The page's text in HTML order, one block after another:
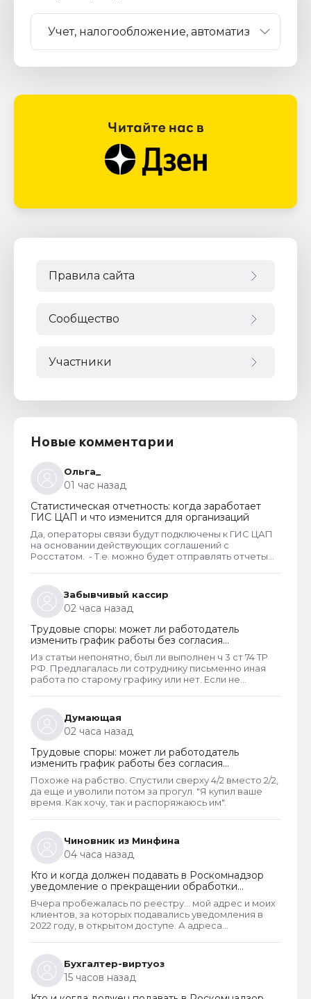
Правила сайта
Сообщество
Участники
Новые комментарии
Ольга_
01 час назад
Статистическая отчетность: когда заработает
ГИС ЦАП и что изменится для организаций
Да, операторы связи будут подключены к ГИС ЦАП
на основании действующих соглашений с
Росстатом. - Т.е. можно будет отправлять отчеты
Забывчивый кассир
02 часа назад
Трудовые споры: может ли работодатель
изменить график работы без согласия
сотрудника
Из статьи непонятно, был ли выполнен ч 3 ст 74 ТР
РФ. Предлагалась ли сотруднику письменно иная
работа по старому графику или нет. Если не
выплатой всех положенных ему компенсаций при
таком виде увольнения (не по собственному
желанию или соглашению сторон).
Думающая
02 часа назад
Трудовые споры: может ли работодатель
изменить график работы без согласия
сотрудника
Похоже на рабство. Спустили сверху 4/2 вместо 2/2,
да еще и уволили потом за прогул. "Я купил ваше
время. Как хочу, так и распоряжаюсь им".
Чиновник из Минфина
04 часа назад
Кто и когда должен подавать в Роскомнадзор
уведомление о прекращении обработки
персональных данных
Вчера пробежалась по реестру... мой адрес и моих
клиентов, за которых подавались уведомления в
2022 году, в открытом доступе. А адреса
проверила только знакомых ИП и заметила такую
закономерность. Или это просто совпадение
такое?
Бухгалтер-виртуоз
15 часов назад